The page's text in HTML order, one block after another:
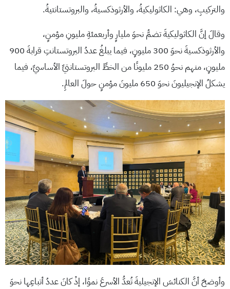
والتركيبِ، وهي: الكاثوليكيةُ، والأرثوذكسيةُ، والبروتستانتيةُ.
وقالَ إنَّ الكاثوليكيةَ تضمُّ نحوَ مليارٍ وأربعمئةِ مليونِ مؤمنٍ،
والأرثوذكسيةَ نحوَ 300 مليونٍ، فيما يبلغُ عددُ البروتستانتِ قرابةَ 900
مليونٍ، منهم نحوُ 250 مليونًا من الخطِّ البروتستانتيِّ الأساسيِّ، فيما
يشكلُ الإنجيليونَ نحوَ 650 مليونَ مؤمنٍ حولَ العالمِ.
وأوضحَ أنَّ الكنائسَ الإنجيليةَ تُعدُّ الأسرعَ نموًا، إذْ كانَ عددُ أتباعِها نحوَ